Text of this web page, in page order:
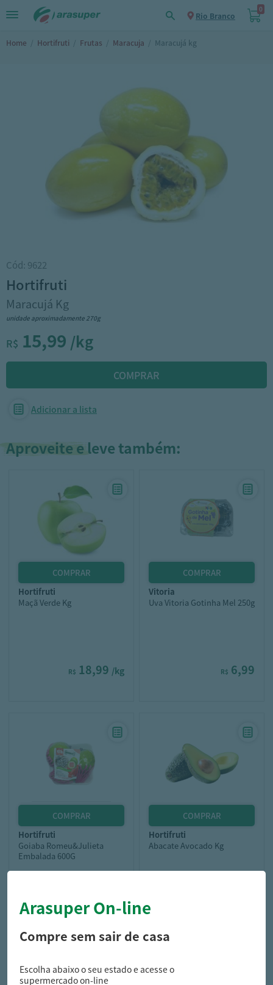
Rio Branco
0
Home / Hortifruti / Frutas / Maracuja / Maracujá kg
Cód: 9622
hortifruti
Maracujá Kg
unidade aproximadamente 270g
R$ 15,99 /kg
Adicionar a lista
Aproveite e leve também:
hortifruti
Maçã Verde Kg
R$ 18,99 /kg
vitoria
Uva Vitoria Gotinha Mel 250g
R$ 6,99
hortifruti
Goiaba Romeu&Julieta
Embalada 600G
R$ 16,99
hortifruti
Abacate Avocado Kg
Arasuper On-line
Compre sem sair de casa
Escolha abaixo o seu estado e acesse o
supermercado on-line